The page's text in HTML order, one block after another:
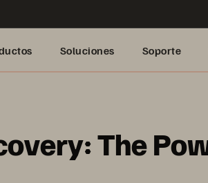
Soluciones Soporte
The